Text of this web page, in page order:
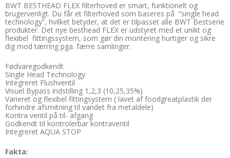
BWT BESTHEAD FLEX filterhoved er smart, funktionelt og
brugervenligt. Du får et filterhoved som baseres på ”single head
technology”, hvilket betyder, at det er tilpasset alle BWT Bestserie
produkter. Det nye besthead FLEX er udstyret med et unikt og
flexibel fittingssystem, som gør din montering hurtiger og sikre
dig mod tærring pga. færre samlinger.
Fødvaregodkendt
Single Head Technology
Integreret Flushventil
Visuel Bypass indstilling 1,2,3 (10,25,35%)
Varieret og flexibel fittingsystem ( lavet af foodgreatplastik der
forhindre afsmitning til vandet fra metaldele)
Kontra ventil på til- afgang
Godkendt til kontrolerbar kontraventil
Integreret AQUA STOP
Fakta: